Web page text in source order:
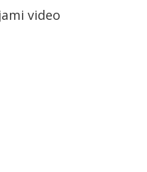
video